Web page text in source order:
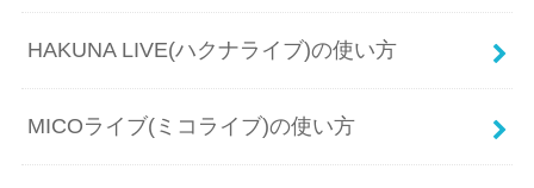
HAKUNA LIVE(ハクナライブ)の使い方
MICOライブ(ミコライブ)の使い方